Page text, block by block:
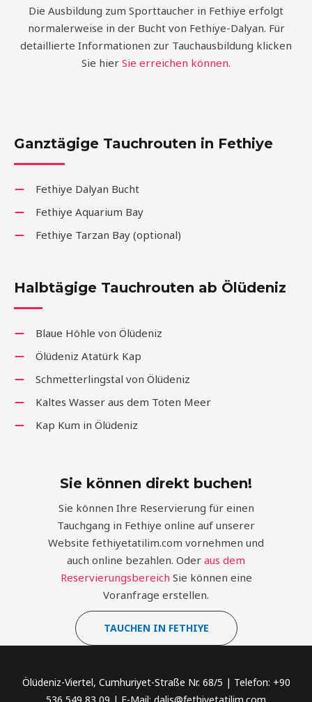
Die Ausbildung zum Sporttaucher in Fethiye erfolgt
normalerweise in der Bucht von Fethiye-Dalyan. Für
detaillierte Informationen zur Tauchausbildung klicken
Sie hier Sie erreichen können.
Ganztägige Tauchrouten in Fethiye
Fethiye Dalyan Bucht
Fethiye Aquarium Bay
Fethiye Tarzan Bay (optional)
Halbtägige Tauchrouten ab Ölüdeniz
Blaue Höhle von Ölüdeniz
Ölüdeniz Atatürk Kap
Schmetterlingstal von Ölüdeniz
Kaltes Wasser aus dem Toten Meer
Kap Kum in Ölüdeniz
Sie können direkt buchen!
Sie können Ihre Reservierung für einen
Tauchgang in Fethiye online auf unserer
Website fethiyetatilim.com vornehmen und
auch online bezahlen. Oder aus dem
Reservierungsbereich Sie können eine
Voranfrage erstellen.
TAUCHEN IN FETHIYE
Ölüdeniz-Viertel, Cumhuriyet-Straße Nr. 68/5 | Telefon: +90